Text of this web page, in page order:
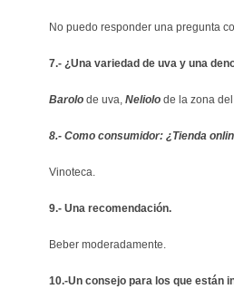
No puedo responder una pregunta
7.- ¿Una variedad de uva y una
Barolo de uva, Neliolo de la zona
8.- Como consumidor: ¿Tienda
Vinoteca.
9.- Una recomendación.
Beber moderadamente.
10.-Un consejo para los que están